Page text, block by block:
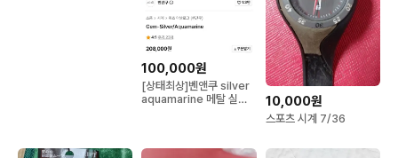
100,000원
[상태최상]벤앤쿠 silver
aquamarine 메탈 실버
10,000원
스포츠 시계 7/36